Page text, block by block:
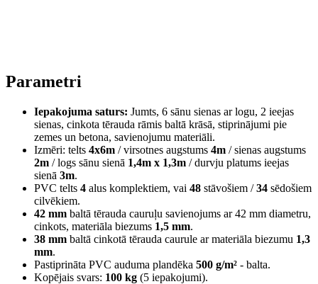
Parametri
Iepakojuma saturs: Jumts, 6 sānu sienas ar logu, 2 ieejas
sienas, cinkota tērauda rāmis baltā krāsā, stiprinājumi pie
zemes un betona, savienojumu materiāli.
Izmēri: telts 4x6m / virsotnes augstums 4m / sienas augstums
2m / logs sānu sienā 1,4m x 1,3m / durvju platums ieejas
sienā 3m.
PVC telts 4 alus komplektiem, vai 48 stāvošiem /34 sēdošiem
cilvēkiem.
42 mm baltā tērauda cauruļu savienojums ar 42 mm diametru,
cinkots, materiāla biezums 1,5 mm.
38 mm baltā cinkotā tērauda caurule ar materiāla biezumu 1,3
mm.
Pastiprināta PVC auduma plandēka 500 g/m² - balta.
Kopējais svars: 100 kg (5 iepakojumi).